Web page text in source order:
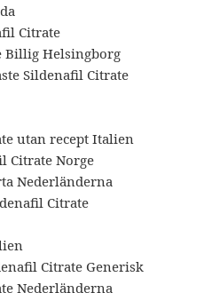
Citrate
Billig Helsingborg
Sildenafil Citrate
utan recept Italien
Citrate Norge
Nederländerna
Citrate
Citrate Generisk
Nederländerna